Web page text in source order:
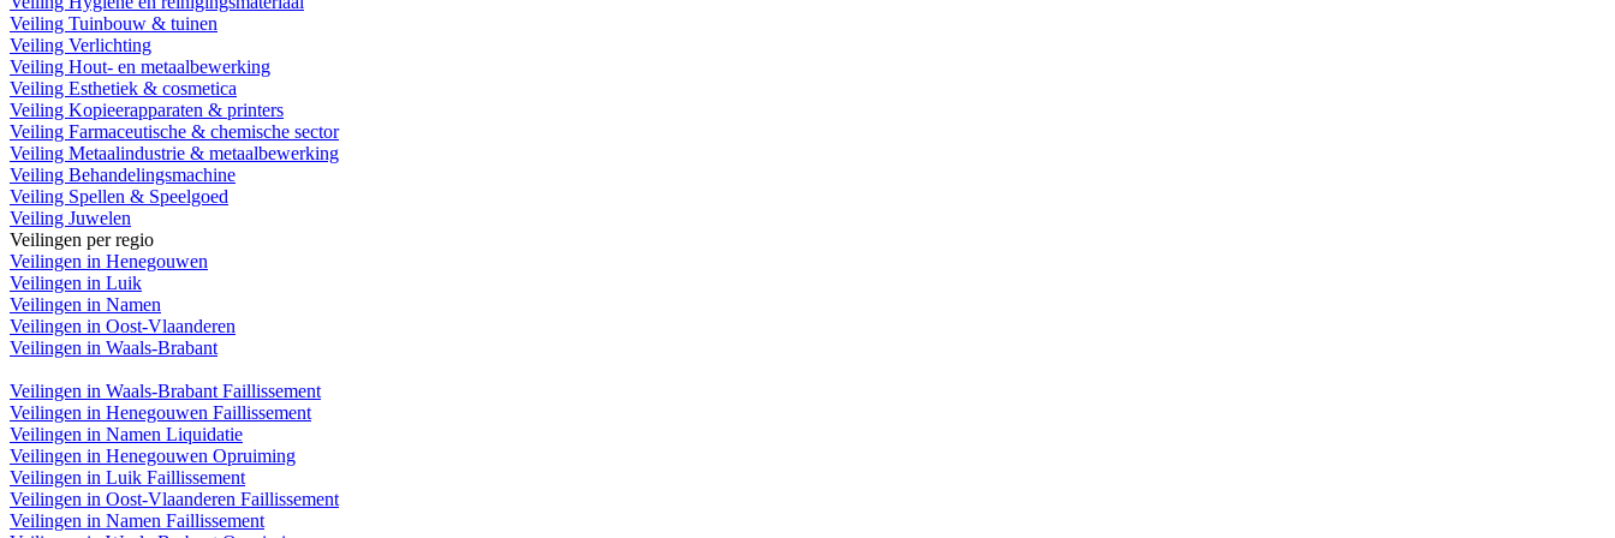
Veiling Tuinbouw & tuinen
Veiling Verlichting
Veiling Hout- en metaalbewerking
Veiling Esthetiek & cosmetica
Veiling Kopieerapparaten & printers
Veiling Farmaceutische & chemische sector
Veiling Metaalindustrie & metaalbewerking
Veiling Behandelingsmachine
Veiling Spellen & Speelgoed
Veiling Juwelen
Veilingen per regio
Veilingen in Henegouwen
Veilingen in Luik
Veilingen in Namen
Veilingen in Oost-Vlaanderen
Veilingen in Waals-Brabant
Veilingen in Waals-Brabant Faillissement
Veilingen in Henegouwen Faillissement
Veilingen in Namen Liquidatie
Veilingen in Henegouwen Opruiming
Veilingen in Luik Faillissement
Veilingen in Oost-Vlaanderen Faillissement
Veilingen in Namen Faillissement